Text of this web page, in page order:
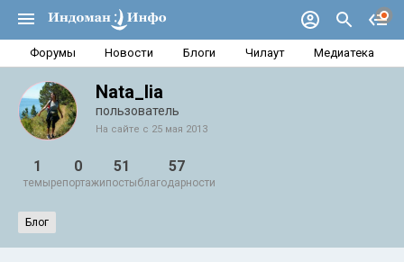
Форумы Новости Блоги Чилаут Медиатека
Nata_lia
пользователь
На сайте с 25 мая 2013
1
темы
0
репортажи
51
посты
57
благодарности
Блог